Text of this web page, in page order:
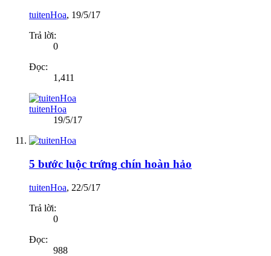
tuitenHoa, 19/5/17
Trả lời:
0
Đọc:
1,411
tuitenHoa
19/5/17
5 bước luộc trứng chín hoàn hảo
tuitenHoa, 22/5/17
Trả lời:
0
Đọc:
988